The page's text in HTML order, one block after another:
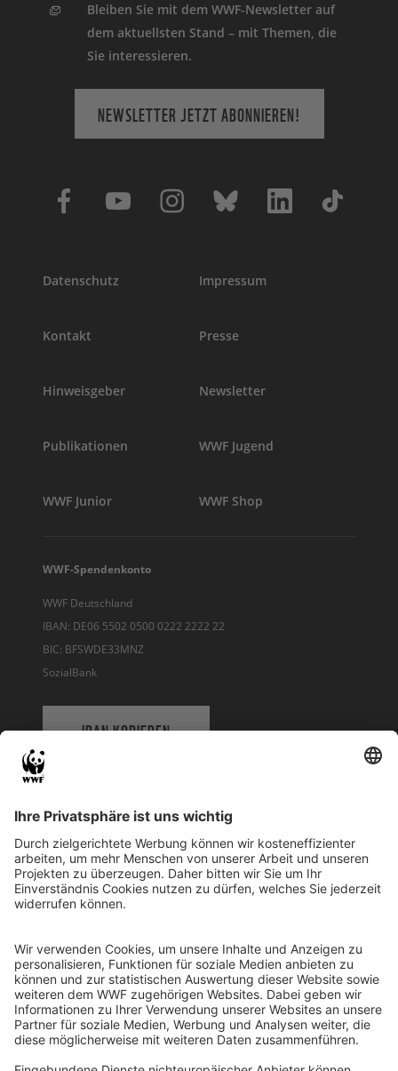
Bleiben Sie mit dem WWF-Newsletter auf
dem aktuellsten Stand – mit Themen, die
Sie interessieren.
NEWSLETTER JETZT ABONNIEREN!
Datenschutz Impressum
Kontakt Presse
Hinweisgeber Newsletter
Publikationen WWF Jugend
WWF Junior WWF Shop
WWF-Spendenkonto
WWF Deutschland
IBAN: DE06 5502 0500 0222 2222 22
BIC: BFSWDE33MNZ
SozialBank
IBAN KOPIEREN
WWF Deutschland
Reinhardtstr. 18
10117 Berlin
Ihre Spende kann steuerlich geltend gemacht werden
Registriert als Stiftung WWF Deutschland, Senatsverwaltung für
Justiz Berlin, Az: 3416/976/2
Umsatzsteuer-Identifikationsnummer: DE 114236103
Freistellungsbescheid: Als gemeinnützige Körperschaft befreit